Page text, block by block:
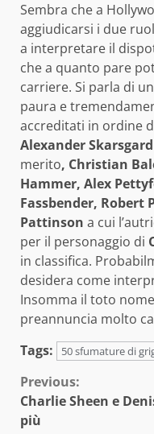
Sembra che a
aggiudicarsi i due
a interpretare il
che a quanto pare
carriere. Si parla di
paura e
accreditati in ordine
Alexander Skarsgard
merito, Christian
Hammer, Alex
Fassbender, Robert
Pattinson a cui
per il personaggio di
in classifica.
desidera come
Insomma il toto
preannuncia molto
Tags:
50 sfumature di
Continue
Reading
Previous:
Charlie Sheen e
più